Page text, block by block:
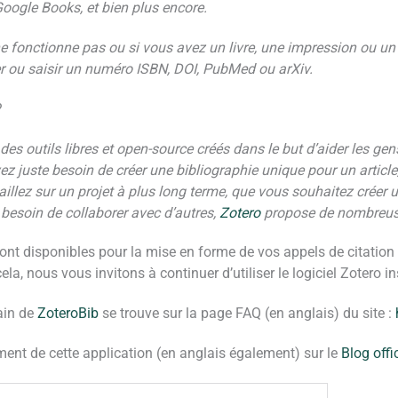
Books, et bien plus encore.
fonctionne pas ou si vous avez un livre, une impression ou
saisir un numéro ISBN, DOI, PubMed ou arXiv.
outils libres et open-source créés dans le but d’aider les
juste besoin de créer une bibliographie unique pour un
sur un projet à plus long terme, que vous souhaitez créer
de collaborer avec d’autres, Zoteropropose de
disponibles pour la mise en forme de vos appels de
nous vous invitons à continuer d’utiliser le logiciel Zotero
de ZoteroBib se trouve sur la page FAQ (en anglais) du site :
de cette application (en anglais également) sur le Blog